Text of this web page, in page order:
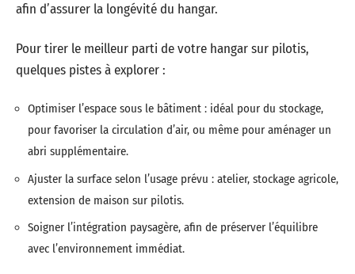
afin d’assurer la longévité du hangar.
Pour tirer le meilleur parti de votre hangar sur pilotis,
quelques pistes à explorer :
Optimiser l’espace sous le bâtiment : idéal pour du stockage,
pour favoriser la circulation d’air, ou même pour aménager un
abri supplémentaire.
Ajuster la surface selon l’usage prévu : atelier, stockage agricole,
extension de maison sur pilotis.
Soigner l’intégration paysagère, afin de préserver l’équilibre
avec l’environnement immédiat.